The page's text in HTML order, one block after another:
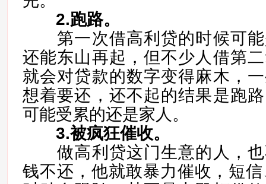
2.跑路。
第一次借高利贷的时候可能
还能东山再起，但不少人借第
就会对贷款的数字变得麻木，
想着要还，还不起的结果是跑
可能受累的还是家人。
3.被疯狂催收。
做高利贷这门生意的人，也
钱不还，他就敢暴力催收，短